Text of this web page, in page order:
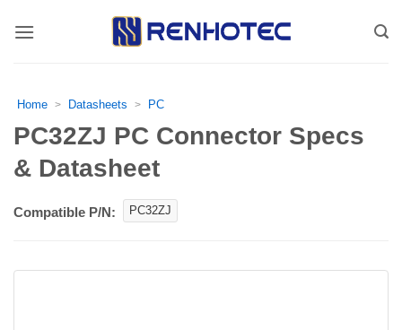
Home > Datasheets > PC
PC32ZJ PC Connector Specs
& Datasheet
Compatible P/N: PC32ZJ